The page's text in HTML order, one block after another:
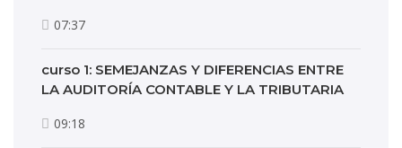
07:37
curso 1: SEMEJANZAS Y DIFERENCIAS ENTRE
LA AUDITORÍA CONTABLE Y LA TRIBUTARIA
09:18